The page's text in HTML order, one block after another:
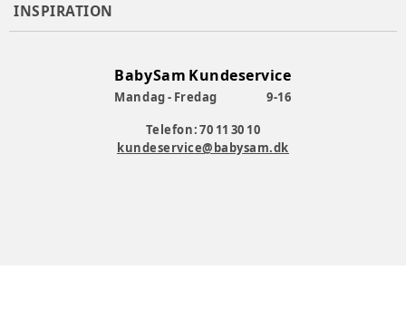
INSPIRATION
BabySam Kundeservice
Mandag - Fredag
9-16
Telefon: 70 11 30 10
kundeservice@babysam.dk